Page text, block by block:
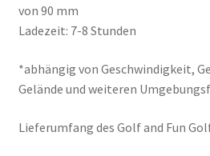
von 90 mm
Ladezeit: 7-8 Stunden
*abhängig von Geschwindigkeit,
Gelände und weiteren
Lieferumfang des Golf and Fun